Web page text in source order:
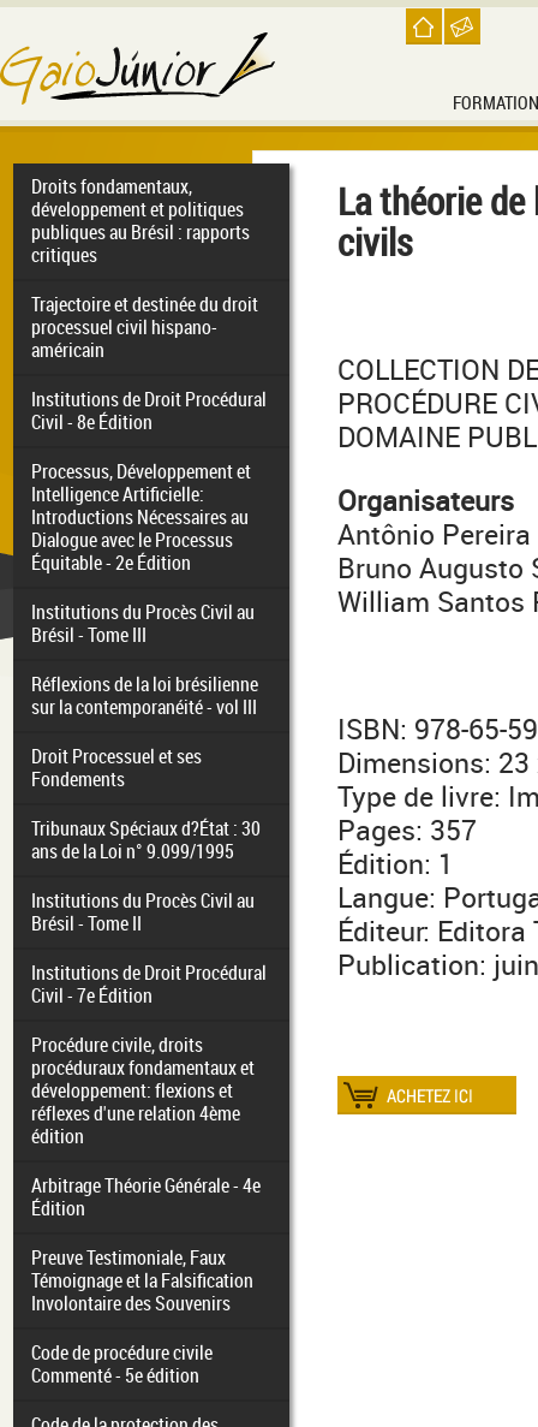
FORMATION
Droits fondamentaux,
développement et politiques
publiques au Brésil : rapports
critiques
Trajectoire et destinée du droit
processuel civil hispano-
américain
Institutions de Droit Procédural
Civil - 8e Édition
Processus, Développement et
Intelligence Artificielle:
Introductions Nécessaires au
Dialogue avec le Processus
Équitable - 2e Édition
Institutions du Procès Civil au
Brésil - Tome III
Réflexions de la loi brésilienne
sur la contemporanéité - vol III
Droit Processuel et ses
Fondements
Tribunaux Spéciaux d?État : 30
ans de la Loi n° 9.099/1995
Institutions du Procès Civil au
Brésil - Tome II
Institutions de Droit Procédural
Civil - 7e Édition
Procédure civile, droits
procéduraux fondamentaux et
développement: flexions et
réflexes d'une relation 4ème
édition
Arbitrage Théorie Générale - 4e
Édition
Preuve Testimoniale, Faux
Témoignage et la Falsification
Involontaire des Souvenirs
Code de procédure civile
Commenté - 5e édition
La théorie
civils
COLLECTION
PROCÉDURE
DOMAINE
Organisateurs
Antônio
Bruno Augusto
William Santos
ISBN: 978-65-
Dimensions:
Type de livre:
Pages: 357
Édition: 1
Langue:
Éditeur: Editora
Publication: